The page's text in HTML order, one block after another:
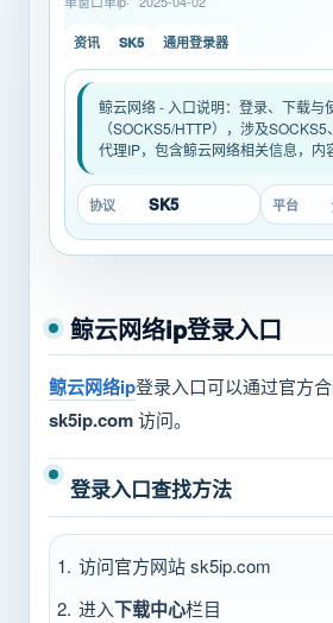
资讯 SK5 通用登录器
鲸云网络 - 入口说明：登录、下载与
（SOCKS5/HTTP），涉及
代理IP，包含鲸云网络相关信息，内
协议 SK5 平台
鲸云网络ip登录入口
鲸云网络ip登录入口可以通过官方
sk5ip.com访问。
登录入口查找方法
访问官方网站 sk5ip.com
进入下载中心栏目